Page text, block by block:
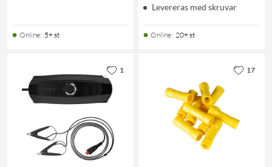
Online: 5+ st
Levereras med skruvar
Online: 20+ st
1 17